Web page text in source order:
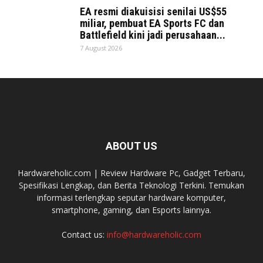
EA resmi diakuisisi senilai US$55
miliar, pembuat EA Sports FC dan
Battlefield kini jadi perusahaan...
7 August 2026
ABOUT US
Hardwareholic.com | Review Hardware Pc, Gadget Terbaru,
Spesifikasi Lengkap, dan Berita Teknologi Terkini. Temukan
informasi terlengkap seputar hardware komputer,
smartphone, gaming, dan Esports lainnya.
Contact us: info@hardwareholic.com